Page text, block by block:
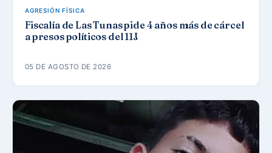
AGRESIÓN FÍSICA
Fiscalía de Las Tunas pide 4 años más de cárcel
a presos políticos del 11J
05 DE AGOSTO DE 2026